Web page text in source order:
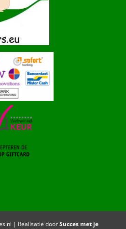
| Realisatie doorSucces met je